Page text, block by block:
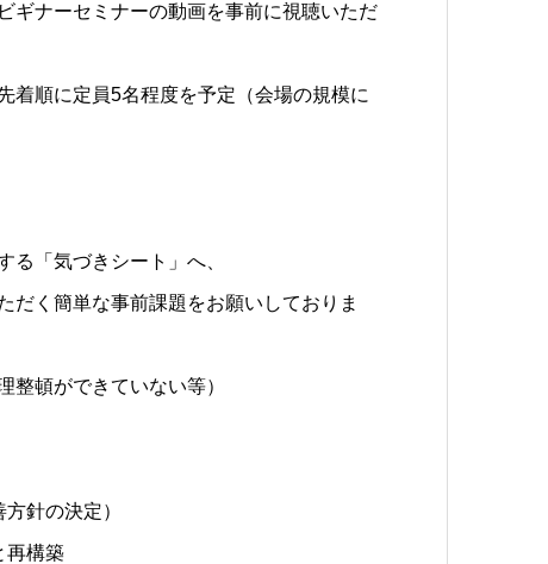
ギナーセミナーの動画を事前に視聴いただ
順に定員5名程度を予定（会場の規模に
る「気づきシート」へ、
だく簡単な事前課題をお願いしておりま
整頓ができていない等）
針の決定）
再構築